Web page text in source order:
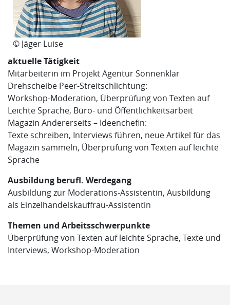
© Jäger Luise
aktuelle Tätigkeit
Mitarbeiterin im Projekt Agentur Sonnenklar
Drehscheibe Peer-Streitschlichtung:
Workshop-Moderation, Überprüfung von Texten auf
Leichte Sprache, Büro- und Öffentlichkeitsarbeit
Magazin Andererseits – Ideenchefin:
Texte schreiben, Interviews führen, neue Artikel für das
Magazin sammeln, Überprüfung von Texten auf leichte
Sprache
Ausbildung berufl. Werdegang
Ausbildung zur Moderations-Assistentin, Ausbildung
als Einzelhandelskauffrau-Assistentin
Themen und Arbeitsschwerpunkte
Überprüfung von Texten auf leichte Sprache, Texte und
Interviews, Workshop-Moderation